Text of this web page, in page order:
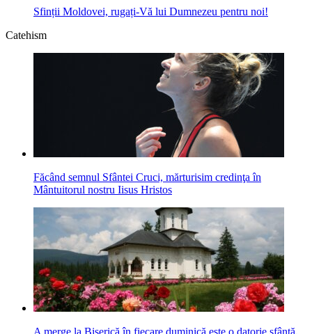
Sfinții Moldovei, rugați-Vă lui Dumnezeu pentru noi!
Catehism
Făcând semnul Sfântei Cruci, mărturisim credinţa în
Mântuitorul nostru Iisus Hristos